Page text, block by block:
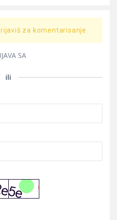
za komentarisanje.
SA
ili